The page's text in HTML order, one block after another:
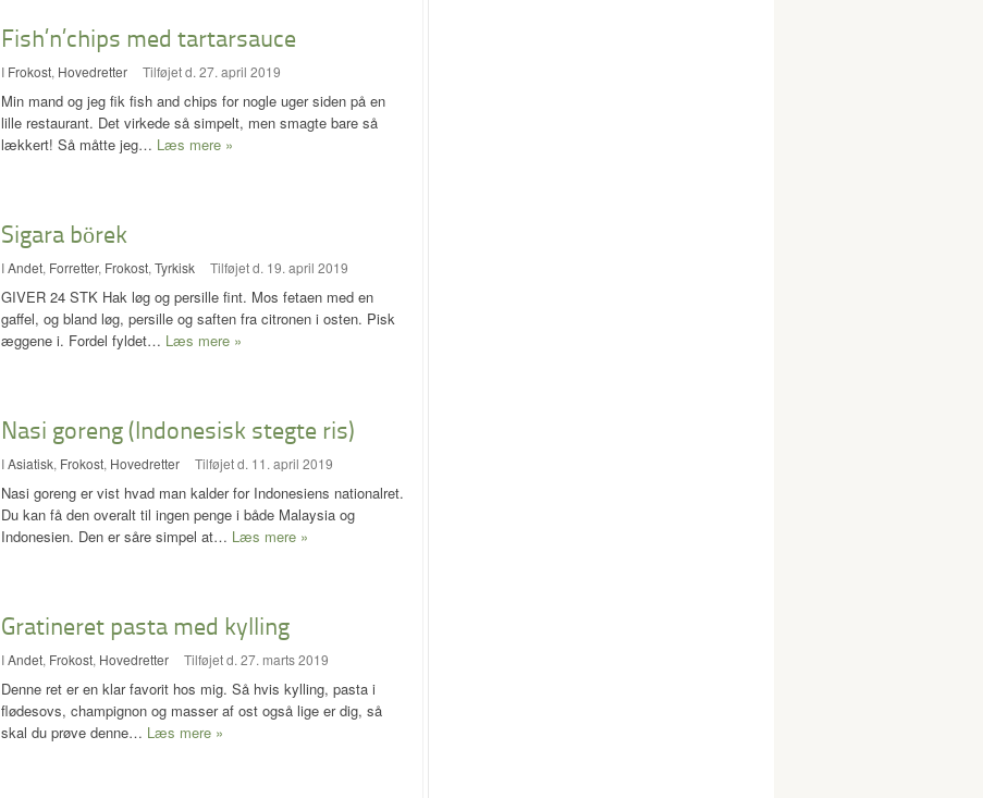
Fish’n’chips med tartarsauce
I Frokost, Hovedretter Tilføjet d. 27. april 2019
Min mand og jeg fik fish and chips for nogle uger siden på en
lille restaurant. Det virkede så simpelt, men smagte bare så
lækkert! Så måtte jeg… Læs mere »
Sigara börek
IAndet, Forretter, Frokost, Tyrkisk Tilføjet d. 19. april 2019
GIVER 24 STK Hak løg og persille fint. Mos fetaen med en
gaffel, og bland løg, persille og saften fra citronen i osten. Pisk
æggene i. Fordel fyldet… Læs mere »
Nasi goreng (Indonesisk stegte ris)
IAsiatisk, Frokost, Hovedretter Tilføjet d. 11. april 2019
Nasi goreng er vist hvad man kalder for Indonesiens nationalret.
Du kan få den overalt til ingen penge i både Malaysia og
Indonesien. Den er såre simpel at… Læs mere »
Gratineret pasta med kylling
IAndet, Frokost, Hovedretter Tilføjet d. 27. marts 2019
Denne ret er en klar favorit hos mig. Så hvis kylling, pasta i
flødesovs, champignon og masser af ost også lige er dig, så
skal du prøve denne… Læs mere »